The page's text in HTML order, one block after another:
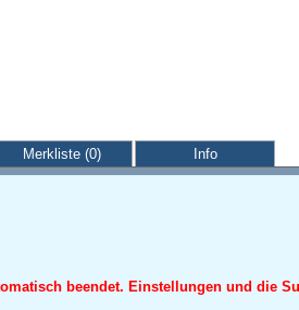
Merkliste (0) Info
beendet. Einstellungen und die